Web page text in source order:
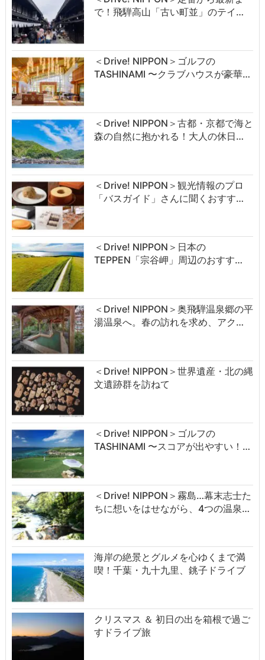
で！飛騨高山「古い町並」のテイ…
＜Drive! NIPPON＞ゴルフの
TASHINAMI 〜クラブハウスが豪華…
＜Drive! NIPPON＞古都・京都で海と
森の自然に抱かれる！大人の休日…
＜Drive! NIPPON＞観光情報のプロ
「バスガイド」さんに聞くおすす…
＜Drive! NIPPON＞日本の
TEPPEN「宗谷岬」周辺のおすす…
＜Drive! NIPPON＞奥飛騨温泉郷の平
湯温泉へ。春の訪れを求め、アク…
＜Drive! NIPPON＞世界遺産・北の縄
文遺跡群を訪ねて
＜Drive! NIPPON＞ゴルフの
TASHINAMI 〜スコアが出やすい！…
＜Drive! NIPPON＞霧島…幕末志士た
ちに想いをはせながら、4つの温泉…
海岸の絶景とグルメを心ゆくまで満
喫！千葉・九十九里、銚子ドライブ
クリスマス ＆ 初日の出を箱根で過ご
すドライブ旅